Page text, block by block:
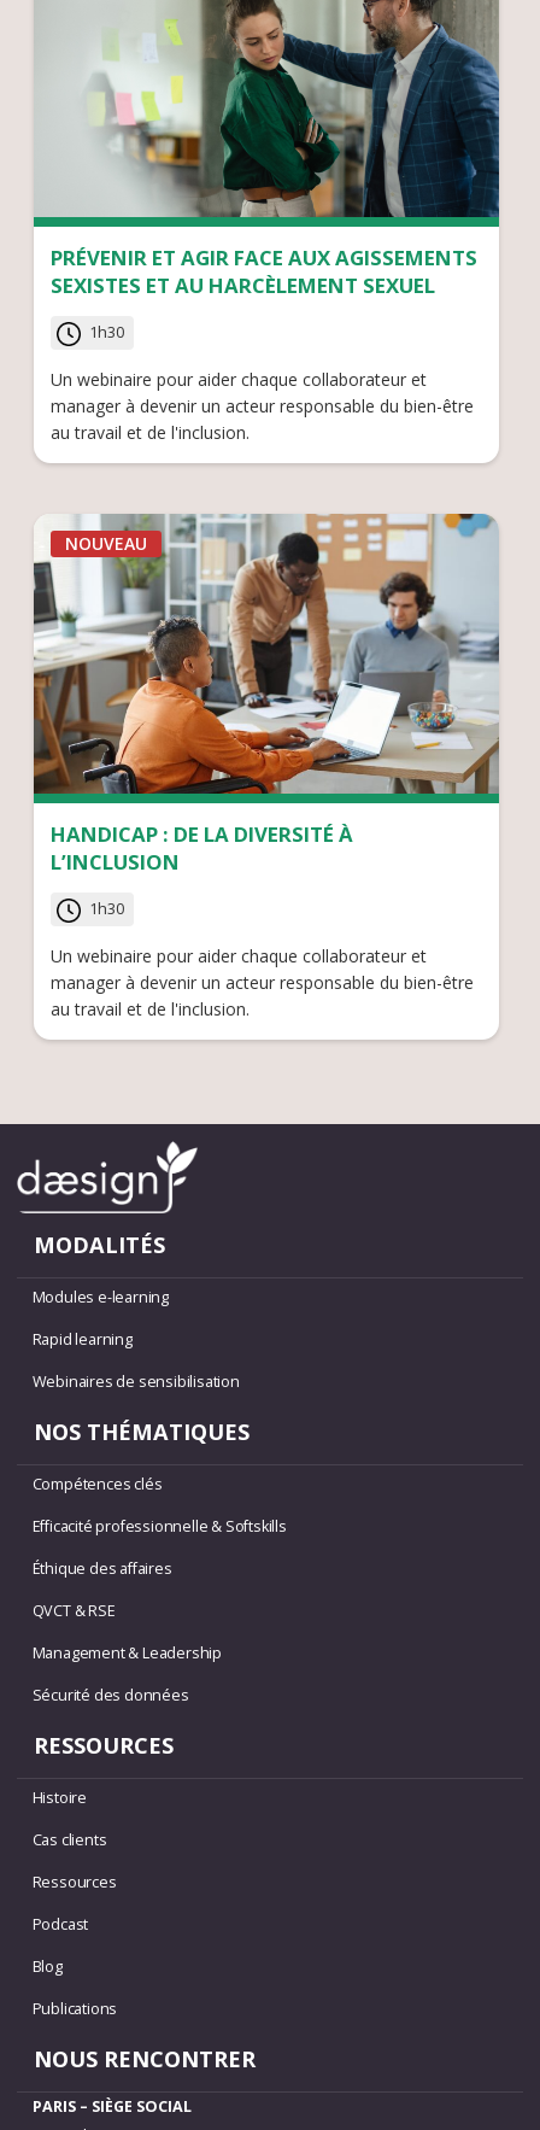
PRÉVENIR ET AGIR FACE AUX AGISSEMENTS
SEXISTES ET AU HARCÈLEMENT SEXUEL
1h30
Un webinaire pour aider chaque collaborateur et
manager à devenir un acteur responsable du bien-être
au travail et de l'inclusion.
NOUVEAU
HANDICAP : DE LA DIVERSITÉ À
L’INCLUSION
1h30
Un webinaire pour aider chaque collaborateur et
manager à devenir un acteur responsable du bien-être
au travail et de l'inclusion.
MODALITÉS
Modules e-learning
Rapid learning
Webinaires de sensibilisation
NOS THÉMATIQUES
Compétences clés
Efficacité professionnelle & Softskills
Éthique des affaires
QVCT & RSE
Management & Leadership
Sécurité des données
RESSOURCES
Histoire
Cas clients
Ressources
Podcast
Blog
Publications
NOUS RENCONTRER
PARIS – SIÈGE SOCIAL